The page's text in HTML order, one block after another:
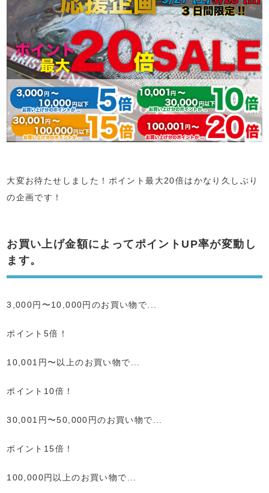
大変お待たせしました！ポイント最大20倍はかなり久しぶり
の企画です！
お買い上げ金額によってポイントUP率が変動し
ます。
3,000円〜10,000円のお買い物で...
ポイント5倍！
10,001円〜以上のお買い物で...
ポイント10倍！
30,001円〜50,000円のお買い物で...
ポイント15倍！
100,000円以上のお買い物で...